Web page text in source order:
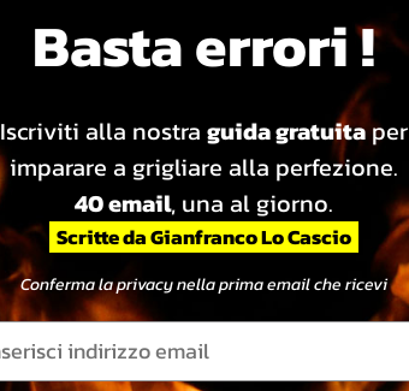
Basta errori !
Iscriviti alla nostra guida gratuitaper
imparare a grigliare alla perfezione.
40 email, una al giorno.
Scritte da Gianfranco Lo Cascio
Conferma la privacy nella prima email che ricevi